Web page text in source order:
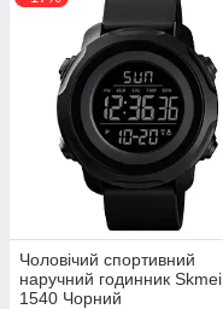
Чоловічий спортивний
наручний годинник Skmei
1540 Чорний